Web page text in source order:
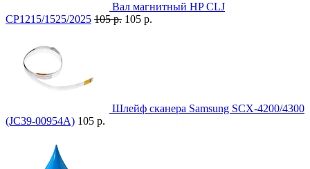
Вал магнитный HP CLJ
CP1215/1525/2025 105 р. 105 р.
Шлейф сканера Samsung SCX-4200/4300
(JC39-00954A) 105 р.